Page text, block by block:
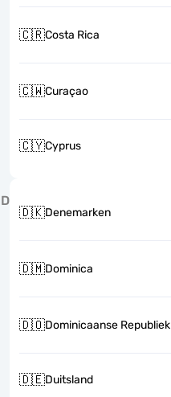
🇨🇷Costa Rica
🇨🇼Curaçao
🇨🇾Cyprus
D
🇩🇰Denemarken
🇩🇲Dominica
🇩🇴Dominicaanse Republiek
🇩🇪Duitsland